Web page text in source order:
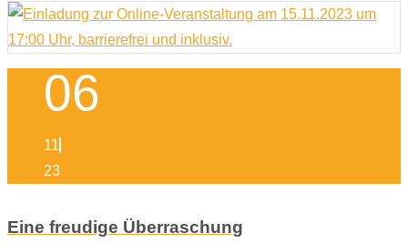
06
11
23
Eine freudige Überraschung